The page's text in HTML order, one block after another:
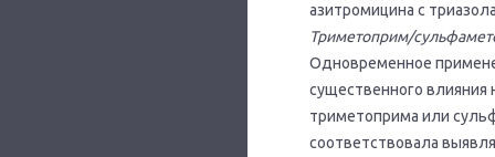
азитромицина с
Триметоприм/
Одновременное
существенного
триметоприма или
соответствовала